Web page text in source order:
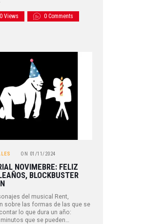
Views 0 Comments
ON 01/11/2024
NOVIMEBRE: FELIZ
BLOCKBUSTER
del musical Rent,
sobre las formas de las que se
lo que dura un año:
que se pueden…